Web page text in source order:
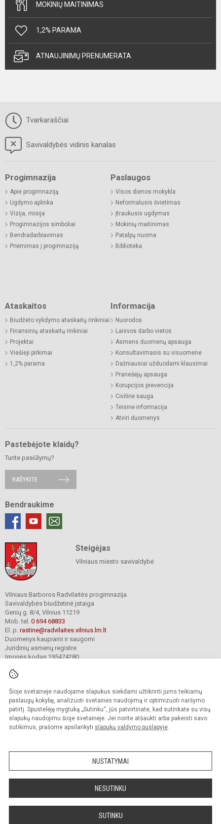
Šioje svetainėje naudojame slapukus siekdami užtikrinti jums teikiamų
paslaugų kokybę, analizuoti svetainės naudojimą ir optimizuoti naršymo
patirtį. Spustelėję mygtuką „Sutinku“, jūs patvirtinate, kad sutinkate su visų
slapukų naudojimu šioje svetainėje. Jei norite atšaukti arba pakeisti savo
sutikimus, prašome apsilankyti slapukų valdymo puslapyje.
NUSTATYMAI
NESUTINKU
SUTINKU
MOKINIŲ MAITINIMAS
1,2% PARAMA
ATNAUJINIMŲ PRENUMERATA
Tvarkaraščiai
Savivaldybės vidinis kanalas
Progimnazija
Apie progimnaziją
Ugdymo aplinka
Vizija, misija
Progimnazijos simboliai
Bendradarbiavimas
Priėmimas į progimnaziją
Paslaugos
Visos dienos mokykla
Neformalusis švietimas
Įtraukusis ugdymas
Mokinių maitinimas
Patalpų nuoma
Biblioteka
Ataskaitos
Biudžeto vykdymo ataskaitų rinkiniai
Finansinių ataskaitų rinkiniai
Projektai
Viešieji pirkimai
1,2% parama
Informacija
Nuorodos
Laisvos darbo vietos
Asmens duomenų apsauga
Konsultavimasis su visuomene
Dažniausiai užduodami klausimai
Pranešėjų apsauga
Korupcijos prevencija
Civilinė sauga
Teisinė informacija
Atviri duomenys
Pastebėjote klaidų?
Turite pasiūlymų?
RAŠYKITE
Bendraukime
Steigėjas
Vilniaus miesto savivaldybė
Vilniaus Barboros Radvilaitės progimnazija
Savivaldybės biudžetinė įstaiga
Genių g. 8/4, Vilnius 11219
Mob. tel. 0 694 68833
El. p. rastine@radvilaites.vilnius.lm.lt
Duomenys kaupiami ir saugomi
Juridinių asmenų registre
Įmonės kodas 195474280
© 2023. Vilniaus Barboros Radvilaitės progimnazija. Visos teisės saugomos.
Kopijuoti turinį be raštiško įstaigos administracijos sutikimo griežtai draudžiama.
Prieinamumo paraiška Slapukų valdymas
Sumanus būdas atnaujinti